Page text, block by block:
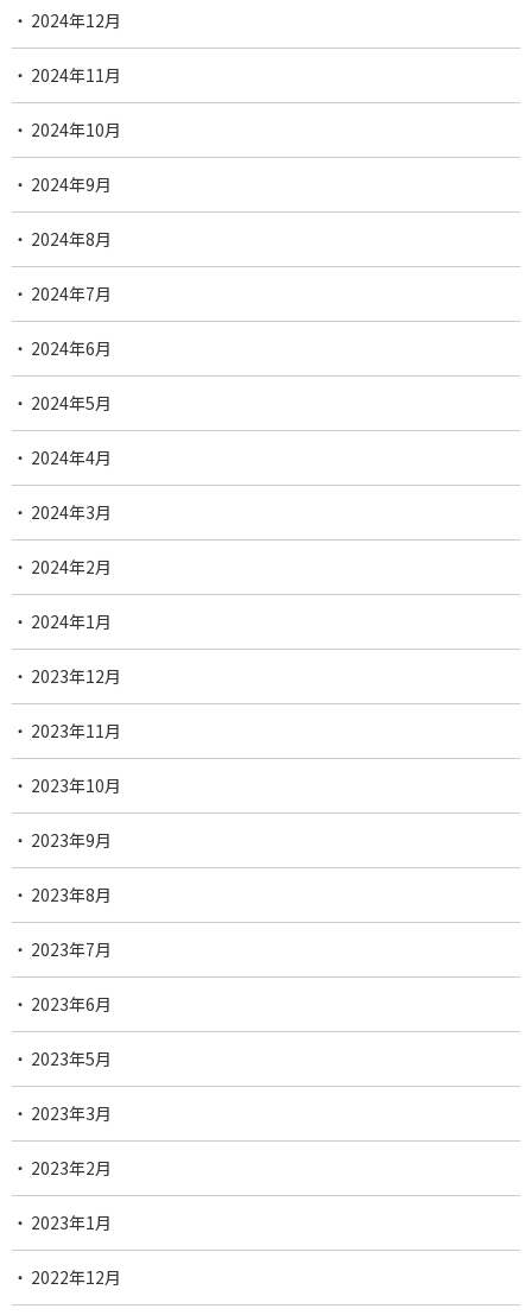
2024年12月
2024年11月
2024年10月
2024年9月
2024年8月
2024年7月
2024年6月
2024年5月
2024年4月
2024年3月
2024年2月
2024年1月
2023年12月
2023年11月
2023年10月
2023年9月
2023年8月
2023年7月
2023年6月
2023年5月
2023年3月
2023年2月
2023年1月
2022年12月